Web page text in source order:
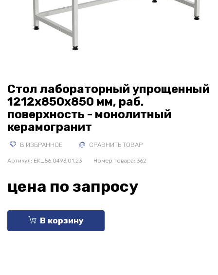
Стол лабораторный упрощенный
1212х850х850 мм, раб.
поверхность - монолитный
керамогранит
В ИЗБРАННОЕ СРАВНИТЬ ТОВАР
Артикул: EK_56.0493.01.23 Номер товара: 362
цена по запросу
В корзину